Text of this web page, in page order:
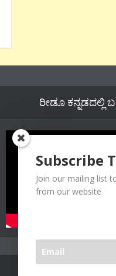
ರೀಡೂ ಕನ್ನಡದಲ್ಲಿ
Readoo India (Main)
Subscribe
Join our mailing list
from our website